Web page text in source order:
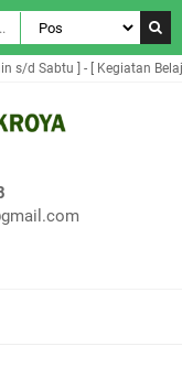
s/d Sabtu ] - [ Kegiatan